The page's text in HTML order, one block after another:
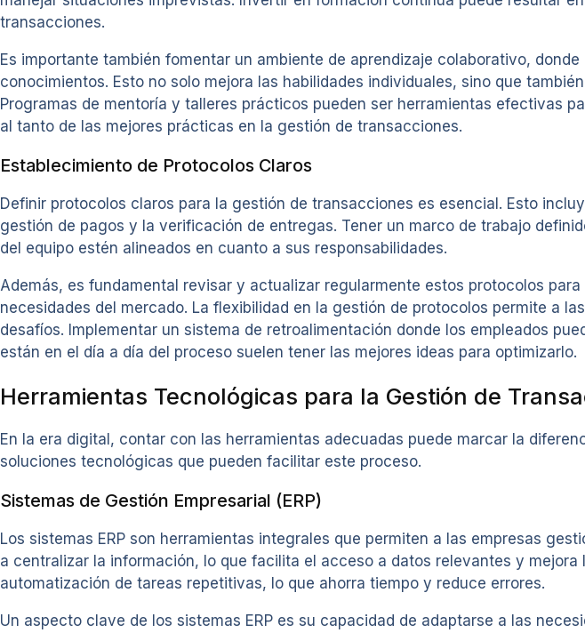
transacciones.
Es importante también fomentar un ambiente de aprendizaje colaborativo,
conocimientos. Esto no solo mejora las habilidades individuales, sino que
Programas de mentoría y talleres prácticos pueden ser herramientas efectivas
al tanto de las mejores prácticas en la gestión de transacciones.
Establecimiento de Protocolos Claros
Definir protocolos claros para la gestión de transacciones es esencial. Esto
gestión de pagos y la verificación de entregas. Tener un marco de trabajo
del equipo estén alineados en cuanto a sus responsabilidades.
Además, es fundamental revisar y actualizar regularmente estos protocolos
necesidades del mercado. La flexibilidad en la gestión de protocolos permite a
desafíos. Implementar un sistema de retroalimentación donde los empleados
están en el día a día del proceso suelen tener las mejores ideas para optimizarlo.
Herramientas Tecnológicas para la Gestión de
En la era digital, contar con las herramientas adecuadas puede marcar la
soluciones tecnológicas que pueden facilitar este proceso.
Sistemas de Gestión Empresarial (ERP)
Los sistemas ERP son herramientas integrales que permiten a las empresas
a centralizar la información, lo que facilita el acceso a datos relevantes y
automatización de tareas repetitivas, lo que ahorra tiempo y reduce errores.
Un aspecto clave de los sistemas ERP es su capacidad de adaptarse a las